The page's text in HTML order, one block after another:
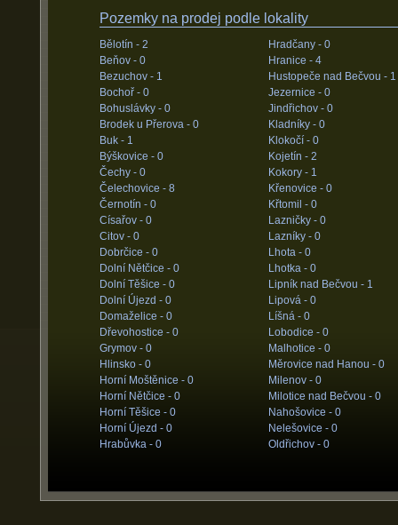
Pozemky na prodej podle lokality
Bělotín - 2
Beňov - 0
Bezuchov - 1
Bochoř - 0
Bohuslávky - 0
Brodek u Přerova - 0
Buk - 1
Býškovice - 0
Čechy - 0
Čelechovice - 8
Černotín - 0
Císařov - 0
Citov - 0
Dobrčice - 0
Dolní Nětčice - 0
Dolní Těšice - 0
Dolní Újezd - 0
Domaželice - 0
Dřevohostice - 0
Grymov - 0
Hlinsko - 0
Horní Moštěnice - 0
Horní Nětčice - 0
Horní Těšice - 0
Horní Újezd - 0
Hrabůvka - 0
Hradčany - 0
Hranice - 4
Hustopeče nad Bečvou - 1
Jezernice - 0
Jindřichov - 0
Kladníky - 0
Klokočí - 0
Kojetín - 2
Kokory - 1
Křenovice - 0
Křtomil - 0
Lazničky - 0
Lazníky - 0
Lhota - 0
Lhotka - 0
Lipník nad Bečvou - 1
Lipová - 0
Líšná - 0
Lobodice - 0
Malhotice - 0
Měrovice nad Hanou - 0
Milenov - 0
Milotice nad Bečvou - 0
Nahošovice - 0
Nelešovice - 0
Oldřichov - 0